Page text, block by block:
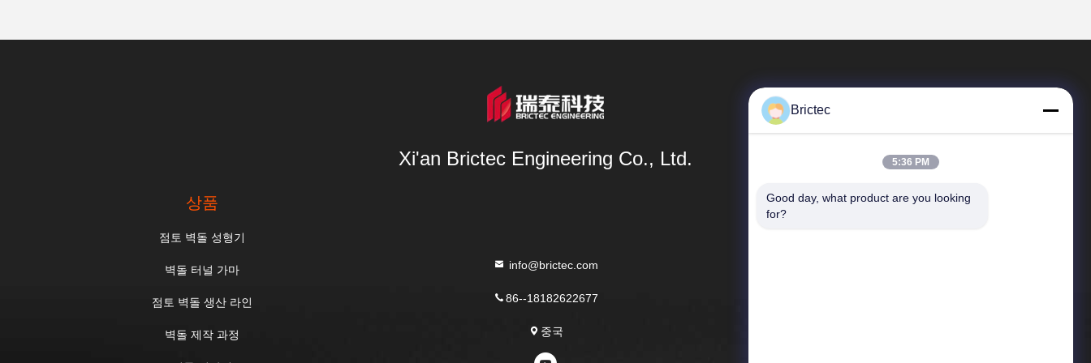
Xi'an Brictec Engineering Co., Ltd.
상품
점토 벽돌 성형기
벽돌 터널 가마
점토 벽돌 생산 라인
벽돌 제작 과정
info@brictec.com
86--18182622677
중국
빠른 링크
Brictec
5:36 PM
Good day, what product are you looking
for?